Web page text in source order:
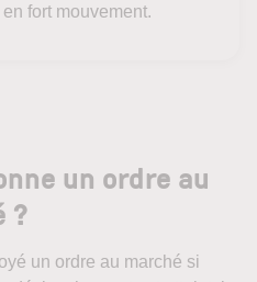
fort mouvement.
un ordre au
?
un ordre au marché si